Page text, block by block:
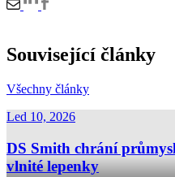
Související články
Všechny články
Led 10, 2026
DS Smith chrání
vlnité lepenky